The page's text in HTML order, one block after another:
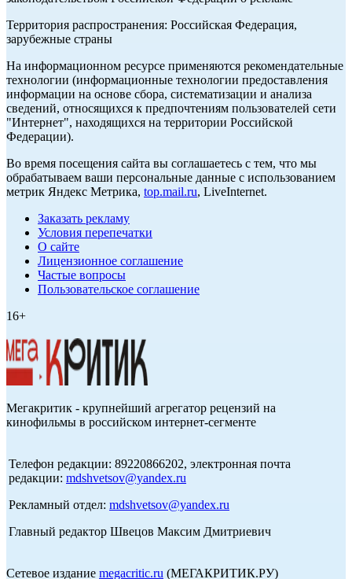
Территория распространения: Российская Федерация,
зарубежные страны
На информационном ресурсе применяются рекомендательные
технологии (информационные технологии предоставления
информации на основе сбора, систематизации и анализа
сведений, относящихся к предпочтениям пользователей сети
"Интернет", находящихся на территории Российской
Федерации).
Во время посещения сайта вы соглашаетесь с тем, что мы
обрабатываем ваши персональные данные с использованием
метрик Яндекс Метрика, top.mail.ru, LiveInternet.
Заказать рекламу
Условия перепечатки
О сайте
Лицензионное соглашение
Частые вопросы
Пользовательское соглашение
16+
Мегакритик - крупнейший агрегатор рецензий на
кинофильмы в российском интернет-сегменте
Телефон редакции: 89220866202, электронная почта
редакции: mdshvetsov@yandex.ru
Рекламный отдел: mdshvetsov@yandex.ru
Главный редактор Швецов Максим Дмитриевич
Сетевое издание megacritic.ru (МЕГАКРИТИК.РУ)